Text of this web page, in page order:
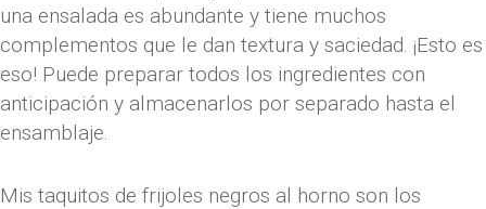
una ensalada es abundante y tiene muchos
complementos que le dan textura y saciedad. ¡Esto es
eso! Puede preparar todos los ingredientes con
anticipación y almacenarlos por separado hasta el
ensamblaje.
Mis taquitos de frijoles negros al horno son los